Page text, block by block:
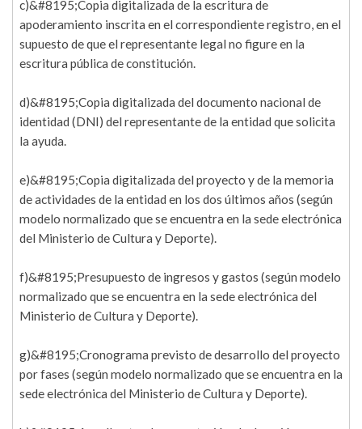
c)&#8195;Copia digitalizada de la escritura de
apoderamiento inscrita en el correspondiente registro, en el
supuesto de que el representante legal no figure en la
escritura pública de constitución.
d)&#8195;Copia digitalizada del documento nacional de
identidad (DNI) del representante de la entidad que solicita
la ayuda.
e)&#8195;Copia digitalizada del proyecto y de la memoria
de actividades de la entidad en los dos últimos años (según
modelo normalizado que se encuentra en la sede electrónica
del Ministerio de Cultura y Deporte).
f)&#8195;Presupuesto de ingresos y gastos (según modelo
normalizado que se encuentra en la sede electrónica del
Ministerio de Cultura y Deporte).
g)&#8195;Cronograma previsto de desarrollo del proyecto
por fases (según modelo normalizado que se encuentra en la
sede electrónica del Ministerio de Cultura y Deporte).